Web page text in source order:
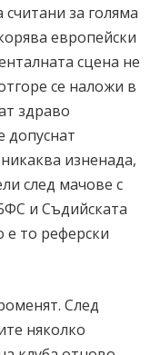
за голяма
европейски
сцена не
се наложи в
здраво
допуснат
изненада,
след мачове с
и Съдийската
е то реферски
След
няколко